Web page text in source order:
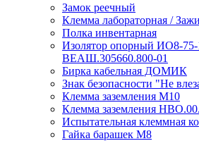
Замок реечный
Клемма лабораторная /
Полка инвентарная
Изолятор опорный ИО8-
ВЕАШ.305660.800-01
Бирка кабельная ДОМИК
Знак безопасности "Не
Клемма заземления М10
Клемма заземления
Испытательная клеммная
Гайка барашек М8